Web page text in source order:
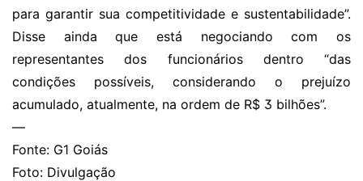
para garantir sua competitividade e sustentabilidade”.
Disse ainda que está negociando com os
representantes dos funcionários dentro “das
condições possíveis, considerando o prejuízo
acumulado, atualmente, na ordem de R$ 3 bilhões”.
—
Fonte: G1 Goiás
Foto: Divulgação